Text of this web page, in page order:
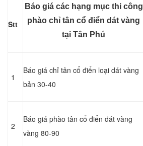
Stt
Báo giá các hạng mục thi công
phào chỉ tân cổ điển dát vàng
tại Tân Phú
1
Báo giá chỉ tân cổ điển loại dát vàng
bản 30-40
2
Báo giá phào tân cổ điển dát vàng
vàng 80-90